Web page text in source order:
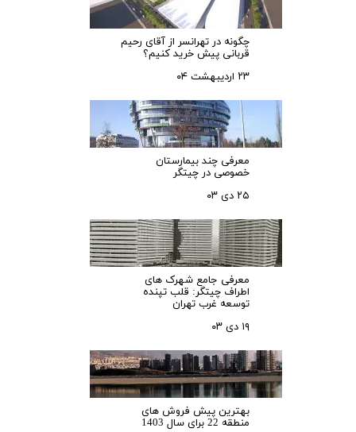
چگونه در تهرانسر از آقای رحیم
قربانی پیش خرید کنیم؟
۲۳ اردیبهشت ۰۴
معرفی چند بیمارستان
خصوصی در چیتگر
۲۵ دی ۰۳
معرفی جامع شهرک‌ های
اطراف چیتگر: قلب تپنده
توسعه غرب تهران
۱۹ دی ۰۳
بهترین پیش فروش های
منطقه 22 برای سال 1403